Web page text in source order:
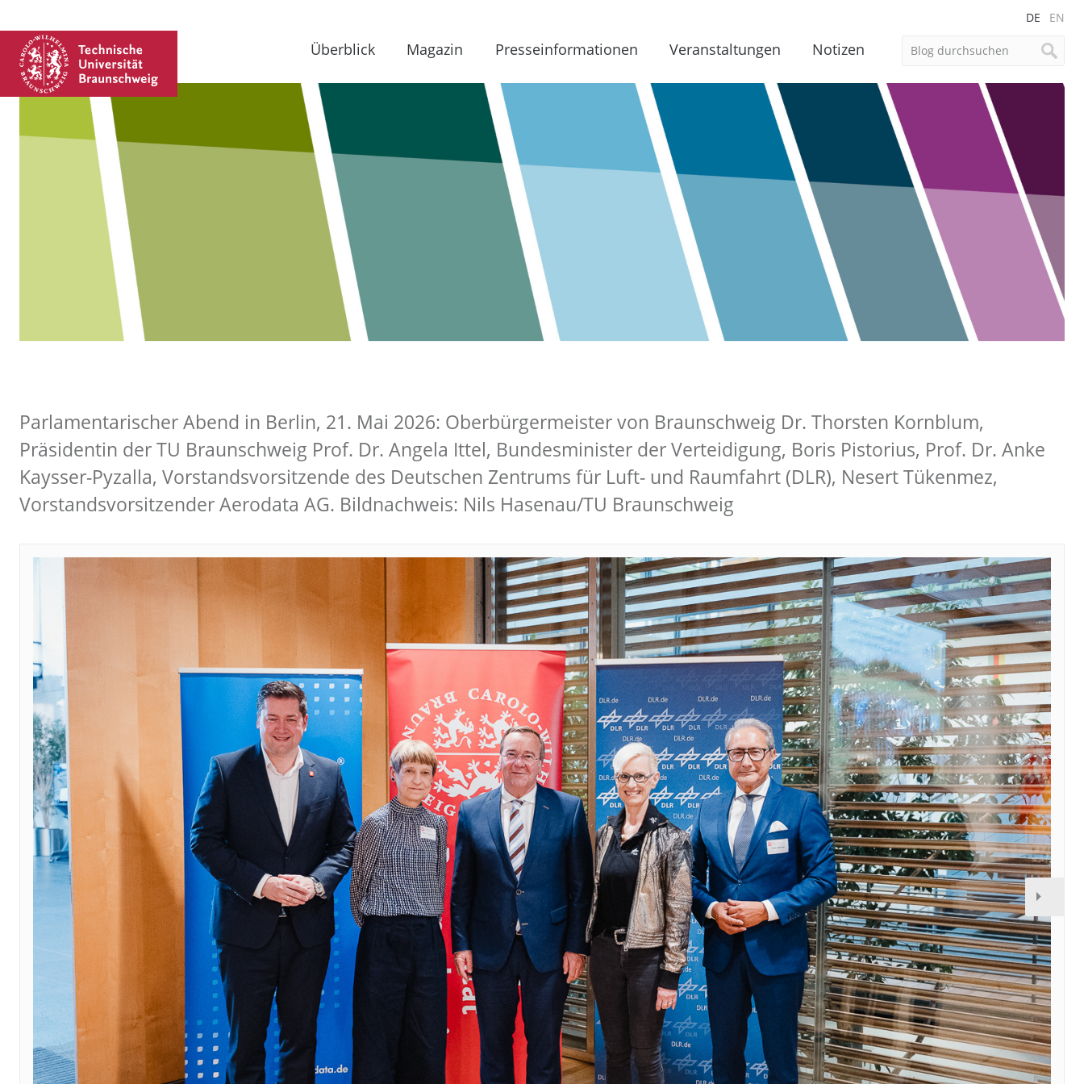
DE EN
Überblick Magazin Presseinformationen Veranstaltungen Notizen
Parlamentarischer Abend in Berlin, 21. Mai 2026: Oberbürgermeister von Braunschweig Dr. Thorsten Kornblum,
Präsidentin der TU Braunschweig Prof. Dr. Angela Ittel, Bundesminister der Verteidigung, Boris Pistorius, Prof. Dr. Anke
Kaysser-Pyzalla, Vorstandsvorsitzende des Deutschen Zentrums für Luft- und Raumfahrt (DLR), Nesert Tükenmez,
Vorstandsvorsitzender Aerodata AG. Bildnachweis: Nils Hasenau/TU Braunschweig